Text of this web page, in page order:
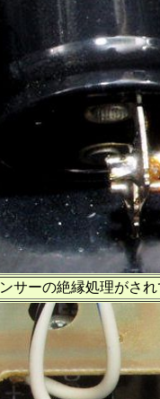
サーの絶縁処理がさ